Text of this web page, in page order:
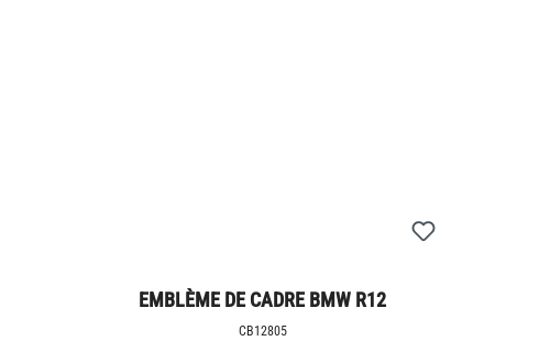
EMBLÈME DE CADRE BMW R12
CB12805